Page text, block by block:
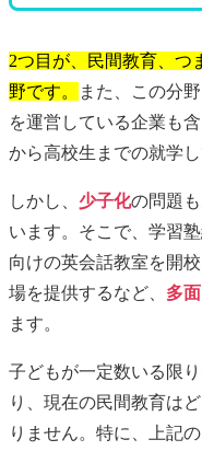
2つ目が、民間教育、つ
野です。
また、この分
を運営している企業も
から高校生までの就学
しかし、 少子化の問題
います。そこで、学習
向けの英会話教室を開
場を提供するなど、 多
ます。
子どもが一定数いる限
り、現在の民間教育は
りません。特に、上記